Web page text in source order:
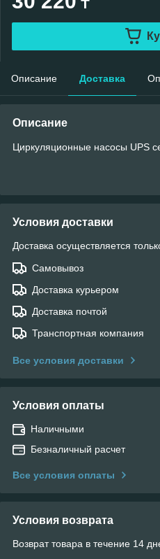
Описание Доставка
Описание
Циркуляционные насосы UPS
Условия доставки
Доставка осуществляется
Самовывоз
Доставка курьером
Доставка почтой
Транспортная компания
Все условия доставки
Условия оплаты
Наличными
Безналичный расчет
Все условия оплаты
Условия возврата
Возврат товара в течение 14